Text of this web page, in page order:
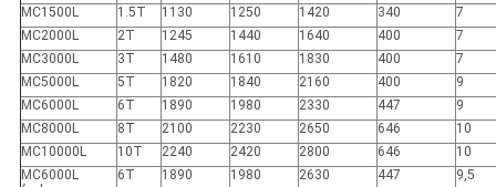
MC1500L 1.5T 1130 1250 1420 340
7
MC2000L
2T 1245 1440 1640 400
7
MC3000L
3T 1480 1610 1830 400
7
MC5000L
5T 1820 1840 2160 400
9
MC6000L
6T 1890 1980 2330 447
9
MC8000L
8T 2100 2230 2650 646
10
MC10000L
10T 2240 2420 2800 646
10
MC6000L
6T 1890 1980 2630 447 9,5